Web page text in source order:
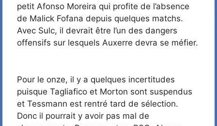
petit Afonso Moreira qui profite de l’absence
de Malick Fofana depuis quelques matchs.
Avec Sulc, il devrait être l’un des dangers
offensifs sur lesquels Auxerre devra se méfier.
Pour le onze, il y a quelques incertitudes
puisque Tagliafico et Morton sont suspendus
et Tessmann est rentré tard de sélection.
Donc il pourrait y avoir pas mal de